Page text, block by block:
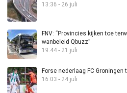
13:36 - 26 juli
FNV: “Provincies kijken toe
wanbeleid Qbuzz”
19:44 - 21 juli
Forse nederlaag FC Groningen
16:03 - 24 juli